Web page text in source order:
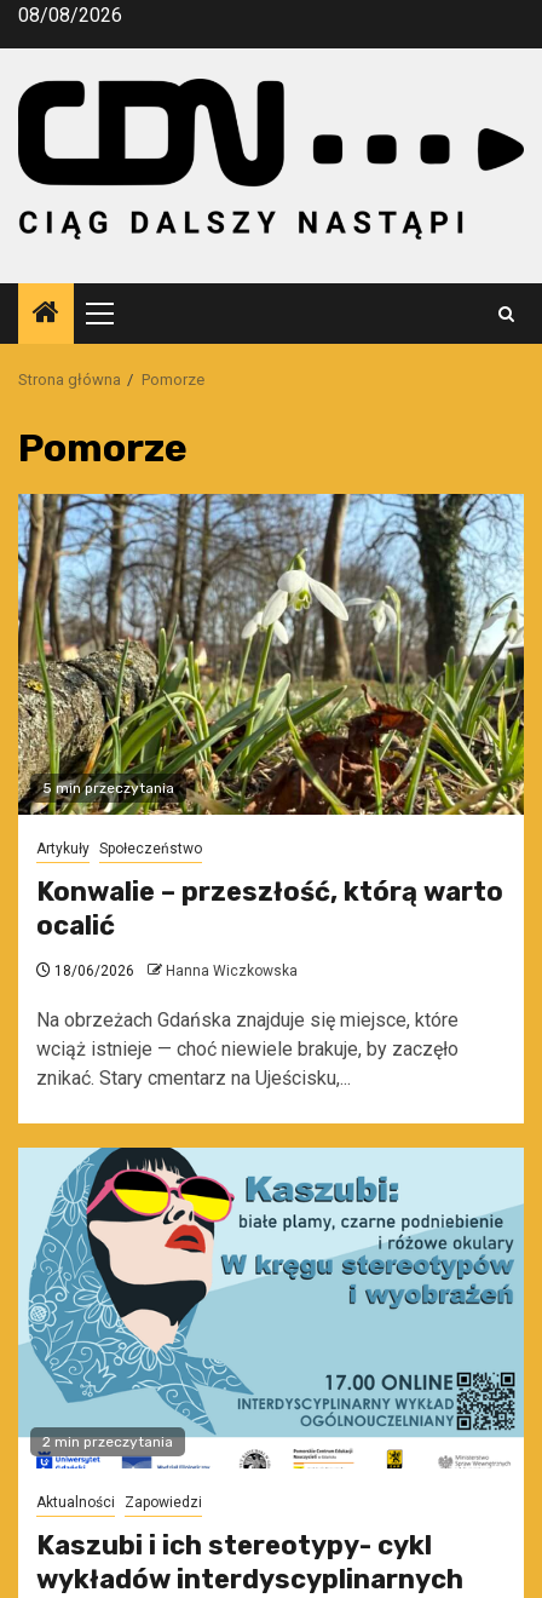
Przejdź
08/08/2026
Menu
główne
Strona główna Pomorze
Pomorze
5 min przeczytania
Artykuły Społeczeństwo
Konwalie – przeszłość, którą warto
ocalić
18/06/2026 Hanna Wiczkowska
Na obrzeżach Gdańska znajduje się miejsce, które
wciąż istnieje — choć niewiele brakuje, by zaczęło
znikać. Stary cmentarz na Ujeścisku,...
2 min przeczytania
Aktualności Zapowiedzi
Kaszubi i ich stereotypy- cykl
wykładów interdyscyplinarnych